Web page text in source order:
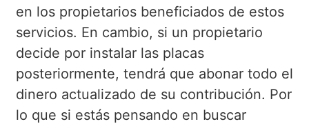
en los propietarios beneficiados de estos
servicios. En cambio, si un propietario
decide por instalar las placas
posteriormente, tendrá que abonar todo el
dinero actualizado de su contribución. Por
lo que si estás pensando en buscar